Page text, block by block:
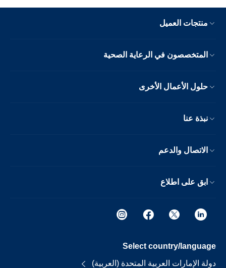
منتجات العميل
المتخصصون في الرعاية الصحية
حلول الأعمال الأخرى
نبذة عنا
الاتصال والدعم
ابق على اطلاع
Select country/language
دولة الإمارات العربية المتحدة (العربية)